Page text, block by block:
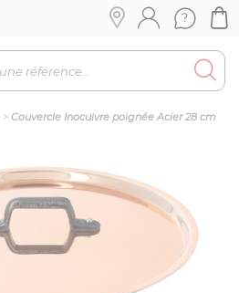
> Couvercle Inocuivre poignée Acier 28 cm